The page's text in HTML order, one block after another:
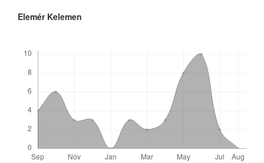
Main
Content
Elemér Kelemen